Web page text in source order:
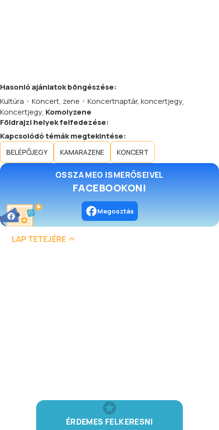
Hasonlóajánlatokböngészése:
Kultúra
Koncert, zene Koncertnaptár, koncertjegy,
Koncertjegy, Komolyzene
Földrajzi helyek felfedezése:
Kapcsolódó témák megtekintése:
BELÉPŐJEGY KAMARAZENE KONCERT
OSSZA MEG ISMERŐSEIVEL
FACEBOOKON!
Megosztás
LAP TETEJÉRE
ÉRDEMES FELKERESNI